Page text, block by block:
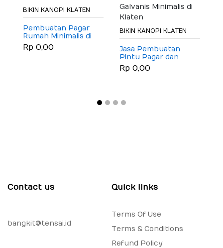
BIKIN KANOPI KLATEN
Pembuatan Pagar
Rumah Minimalis di
Klaten
Rp 0,00
BIKIN KANOPI KLATEN
Jasa Pembuatan
Pintu Pagar dan
Gerbang Besi Hollow
Galvanis Minimalis di
Rp 0,00
Contact us
bangkit@tensai.id
Quick links
Terms Of Use
Terms & Conditions
Refund Policy